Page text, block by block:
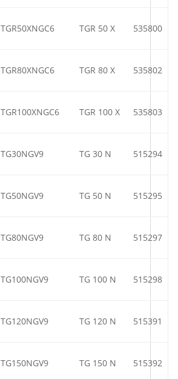
TGR50XNGC6 TGR 50 X 535800
TGR80XNGC6 TGR 80 X 535802
TGR100XNGC6 TGR 100 X 535803
TG30NGV9 TG 30 N 515294
TG50NGV9 TG 50 N 515295
TG80NGV9 TG 80 N 515297
TG100NGV9 TG 100 N 515298
TG120NGV9 TG 120 N 515391
TG150NGV9 TG 150 N 515392